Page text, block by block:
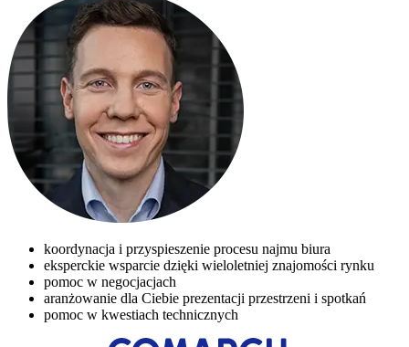
koordynacja i przyspieszenie procesu najmu biura
eksperckie wsparcie dzięki wieloletniej znajomości rynku
pomoc w negocjacjach
aranżowanie dla Ciebie prezentacji przestrzeni i spotkań
pomoc w kwestiach technicznych